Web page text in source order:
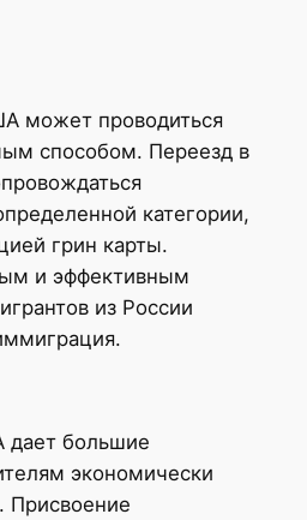
может проводиться
способом. Переезд в
категории,
грин карты.
и эффективным
из России
дает большие
экономически
Присвоение